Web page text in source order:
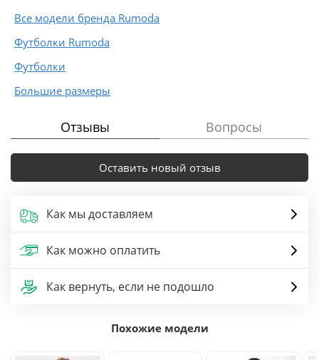
Длина рукава от...
Все модели бренда Rumoda
Футболки Rumoda
Футболки
Большие размеры
Отзывы Вопросы
Оставить новый отзыв
Как мы доставляем
Как можно оплатить
Как вернуть, если не подошло
Похожие модели